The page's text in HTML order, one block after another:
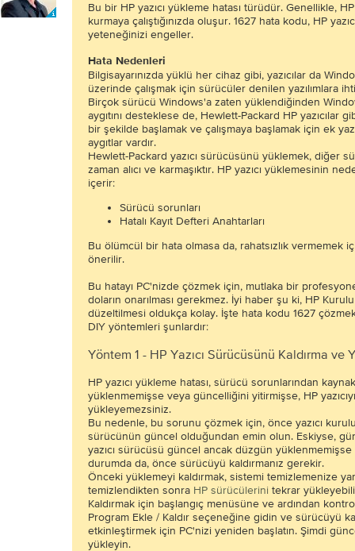
Bu bir HP yazıcı yükleme hatası türüdür. Genellikle, HP
kurmaya çalıştığınızda oluşur. 1627 hata kodu, HP
yeteneğinizi engeller.
Hata Nedenleri
Bilgisayarınızda yüklü her cihaz gibi, yazıcılar da
üzerinde çalışmak için sürücüler denilen yazılımlara
Birçok sürücü Windows'a zaten yüklendiğinden
aygıtını desteklese de, Hewlett-Packard HP yazıcılar
bir şekilde başlamak ve çalışmaya başlamak için ek
aygıtlar vardır.
Hewlett-Packard yazıcı sürücüsünü yüklemek, diğer
zaman alıcı ve karmaşıktır. HP yazıcı yüklemesinin
içerir:
Sürücü sorunları
Hatalı Kayıt Defteri Anahtarları
Bu ölümcül bir hata olmasa da, rahatsızlık vermemek
önerilir.
Bu hatayı PC'nizde çözmek için, mutlaka bir
doların onarılması gerekmez. İyi haber şu ki, HP
düzeltilmesi oldukça kolay. İşte hata kodu 1627
DIY yöntemleri şunlardır:
Yöntem 1 - HP Yazıcı Sürücüsünü Kaldırma ve
HP yazıcı yükleme hatası, sürücü sorunlarından
yüklenmemişse veya güncelliğini yitirmişse, HP
yükleyemezsiniz.
Bu nedenle, bu sorunu çözmek için, önce yazıcı
sürücünün güncel olduğundan emin olun. Eskiyse,
yazıcı sürücüsü güncel ancak düzgün
durumda da, önce sürücüyü kaldırmanız gerekir.
Önceki yüklemeyi kaldırmak, sistemi temizlemenize
temizlendikten sonra HP sürücülerini tekrar
Kaldırmak için başlangıç ​​menüsüne ve ardından
Program Ekle / Kaldır seçeneğine gidin ve sürücüyü
etkinleştirmek için PC'nizi yeniden başlatın. Şimdi
yükleyin.